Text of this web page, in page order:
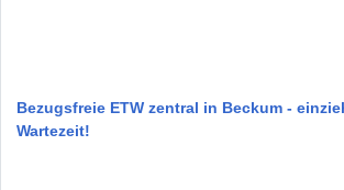
Bezugsfreie ETW zentral in Beckum -
Wartezeit!